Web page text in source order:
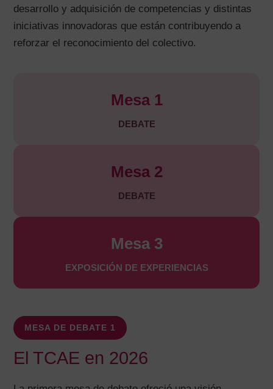
desarrollo y adquisición de competencias y distintas
iniciativas innovadoras que están contribuyendo a
reforzar el reconocimiento del colectivo.
Mesa 1
DEBATE
Mesa 2
DEBATE
Mesa 3
EXPOSICIÓN DE EXPERIENCIAS
MESA DE DEBATE 1
El TCAE en 2026